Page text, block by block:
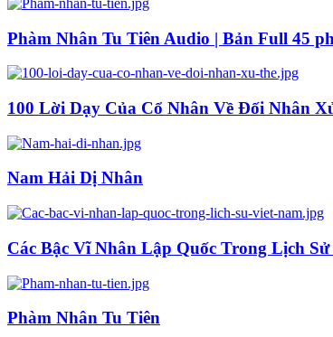
Phàm Nhân Tu Tiên Audio | Bản Full 45
100 Lời Dạy Của Cổ Nhân Về Đối Nhân
Nam Hải Dị Nhân
Các Bậc Vĩ Nhân Lập Quốc Trong Lịch Sử
Phàm Nhân Tu Tiên